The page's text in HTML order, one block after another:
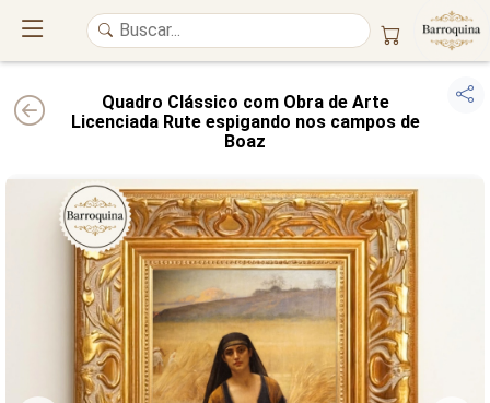
UM ATELIÊ 100% FINE ART
Trazemos a imponência dasmaiores obras de arte do mundo
alto padrão da sua casa. Nosso acervo reúne a genialidade degrandes
pintores renomados, resgatandoartes reaise o requinte inconfundível
Quadro Clássico com Obra de Arte
Licenciada Rute espigando nos campos de
Boaz